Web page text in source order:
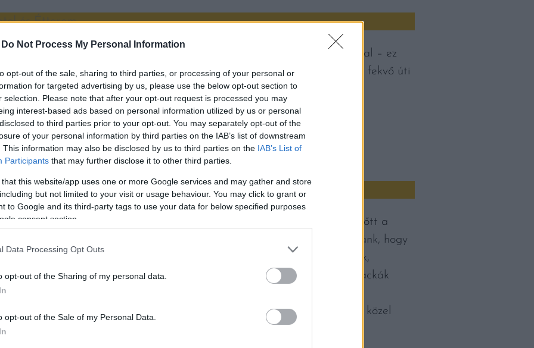
Do Not Process My Personal Information
opt-out of the sale, sharing to third parties, or processing of your personal or
for targeted advertising by us, please use the below opt-out section to
selection. Please note that after your opt-out request is processed you may
interest-based ads based on personal information utilized by us or personal
to third parties prior to your opt-out. You may separately opt-out of the
of your personal information by third parties on the IAB’s list of downstream
This information may also be disclosed by us to third parties on the IAB’s List of
Participants that may further disclose it to other third parties.
that this website/app uses one or more Google services and may gather and store
but not limited to your visit or usage behaviour. You may click to grant or
to Google and its third-party tags to use your data for below specified purposes
consent section.
Data Processing Opt Outs
opt-out of the Sharing of my personal data.
opt-out of the Sale of my Personal Data.
és Étterem
meg először, és nem csak az autót, magunkat is töltjük finom falatokkal – ez
Telt bendővel indulunk tovább az innen alig több mint egyórányira fekvő úti
elsuhanó táj nem ismerne határokat, az építészek és stílusuk előtt a
Ha esetleg szunyókáltunk volna az M7-es végénél, akkor is tudnánk, hogy
a Štajerska Slovenia borrégió elnevezés nem véletlen. Rendezett porták,
házak, a kerítés mögött (már ahol van) boldogan gömbölyödő malackák
harapnak az élénk zöldben pompázó harmatos fűbe. Persze, ennek a
normálisan (vagyis nem idén) megszokott csapadék mennyiségénél közel
Alpok felől kellemetlenkedő szél.